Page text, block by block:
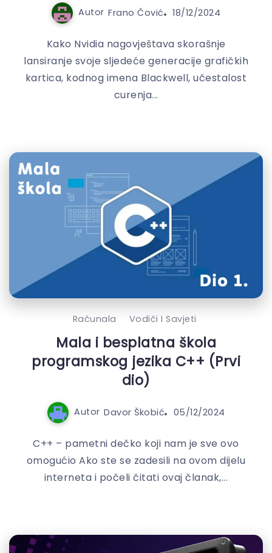
Autor Frano Čović 18/12/2024
Kako Nvidia nagovještava skorašnje
lansiranje svoje sljedeće generacije grafičkih
kartica, kodnog imena Blackwell, učestalost
curenja...
Računala Vodiči I Savjeti
Mala i besplatna škola
programskog jezika C++ (Prvi
dio)
Autor Davor Škobić 05/12/2024
C++ – pametni dečko koji nam je sve ovo
omogućio Ako ste se zadesili na ovom dijelu
interneta i počeli čitati ovaj članak,...